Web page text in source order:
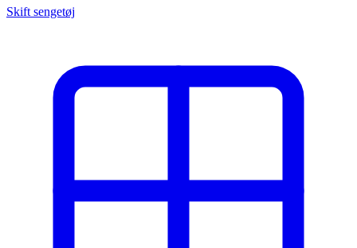
Skift sengetøj